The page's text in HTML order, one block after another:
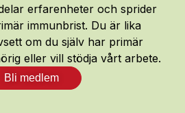
erfarenheter och sprider
immunbrist. Du är lika
om du själv har primär
eller vill stödja vårt arbete.
Bli medlem